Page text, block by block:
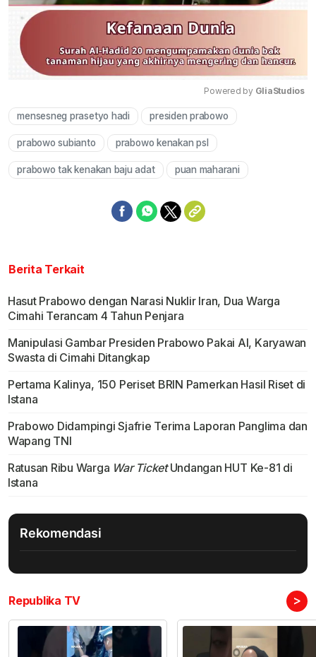
Powered by GliaStudios
mensesneg prasetyo hadi presiden prabowo
prabowo subianto prabowo kenakan psl
prabowo tak kenakan baju adat puan maharani
Berita Terkait
Hasut Prabowo dengan Narasi Nuklir Iran, Dua Warga
Cimahi Terancam 4 Tahun Penjara
Manipulasi Gambar Presiden Prabowo Pakai AI, Karyawan
Swasta di Cimahi Ditangkap
Pertama Kalinya, 150 Periset BRIN Pamerkan Hasil Riset di
Istana
Prabowo Didampingi Sjafrie Terima Laporan Panglima dan
Wapang TNI
Ratusan Ribu Warga War TicketUndangan HUT Ke-81 di
Istana
Rekomendasi
Republika TV >